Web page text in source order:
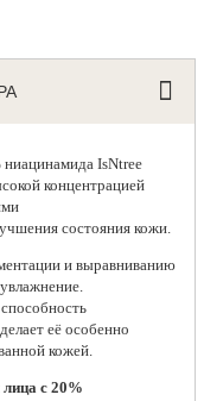
ниацинамида IsNtree
концентрацией
состояния кожи.
и выравниванию
её особенно
кожей.
с 20%